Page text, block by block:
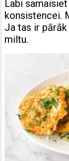
Labi
konsistencei.
Ja tas ir
miltu.